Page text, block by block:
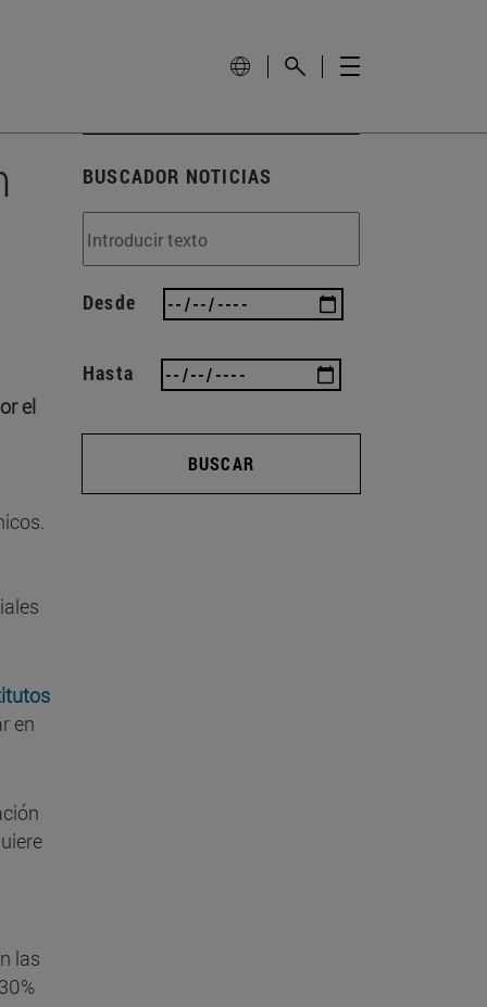
el
en
las
BUSCADOR NOTICIAS
Desde
Hasta
BUSCAR